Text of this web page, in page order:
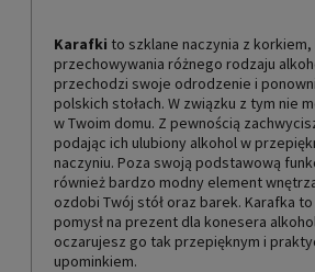
Karafki to szklane naczynia z korkiem,
przechowywania różnego rodzaju
przechodzi swoje odrodzenie i
polskich stołach. W związku z tym nie
w Twoim domu. Z pewnością
podając ich ulubiony alkohol w
naczyniu. Poza swoją podstawową
również bardzo modny element
ozdobi Twój stół oraz barek. Karafka
pomysł na prezent dla konesera
oczarujesz go tak przepięknym i
upominkiem.